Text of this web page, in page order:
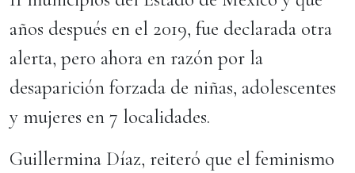
años después en el 2019, fue declarada otra
alerta, pero ahora en razón por la
desaparición forzada de niñas, adolescentes
y mujeres en 7 localidades.
Guillermina Díaz, reiteró que el feminismo